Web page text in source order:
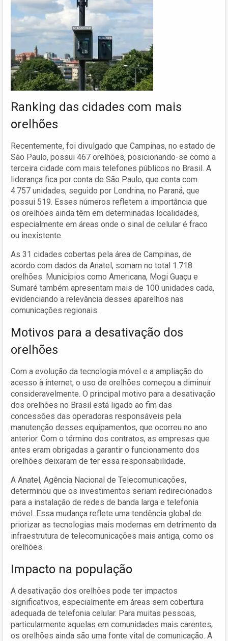
Ranking das cidades com mais
orelhões
Recentemente, foi divulgado que Campinas, no estado de
São Paulo, possui 467 orelhões, posicionando-se como a
terceira cidade com mais telefones públicos no Brasil. A
liderança fica por conta de São Paulo, que conta com
4.757 unidades, seguido por Londrina, no Paraná, que
possui 519. Esses números refletem a importância que
os orelhões ainda têm em determinadas localidades,
especialmente em áreas onde o sinal de celular é fraco
ou inexistente.
As 31 cidades cobertas pela área de Campinas, de
acordo com dados da Anatel, somam no total 1.718
orelhões. Municípios como Americana, Mogi Guaçu e
Sumaré também apresentam mais de 100 unidades cada,
evidenciando a relevância desses aparelhos nas
comunicações regionais.
Motivos para a desativação dos
orelhões
Com a evolução da tecnologia móvel e a ampliação do
acesso à internet, o uso de orelhões começou a diminuir
consideravelmente. O principal motivo para a desativação
dos orelhões no Brasil está ligado ao fim das
concessões das operadoras responsáveis pela
manutenção desses equipamentos, que ocorreu no ano
anterior. Com o término dos contratos, as empresas que
antes eram obrigadas a garantir o funcionamento dos
orelhões deixaram de ter essa responsabilidade.
A Anatel, Agência Nacional de Telecomunicações,
determinou que os investimentos seriam redirecionados
para a instalação de redes de banda larga e telefonia
móvel. Essa mudança reflete uma tendência global de
priorizar as tecnologias mais modernas em detrimento da
infraestrutura de telecomunicações mais antiga, como os
orelhões.
Impacto na população
A desativação dos orelhões pode ter impactos
significativos, especialmente em áreas sem cobertura
adequada de telefonia celular. Para muitas pessoas,
particularmente aquelas em comunidades mais carentes,
os orelhões ainda são uma fonte vital de comunicação. A